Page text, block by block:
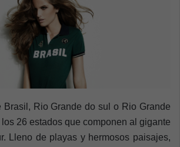
Brasil, Rio Grande do sul o Rio Grande
26 estados que componen al gigante
Lleno de playas y hermosos paisajes,